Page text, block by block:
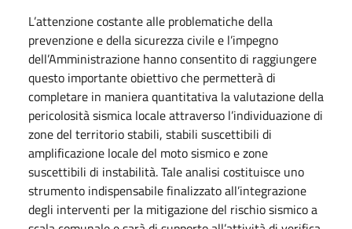
L’attenzione costante alle problematiche della
prevenzione e della sicurezza civile e l’impegno
dell’Amministrazione hanno consentito di raggiungere
questo importante obiettivo che permetterà di
completare in maniera quantitativa la valutazione della
pericolosità sismica locale attraverso l’individuazione di
zone del territorio stabili, stabili suscettibili di
amplificazione locale del moto sismico e zone
suscettibili di instabilità. Tale analisi costituisce uno
strumento indispensabile finalizzato all’integrazione
degli interventi per la mitigazione del rischio sismico a